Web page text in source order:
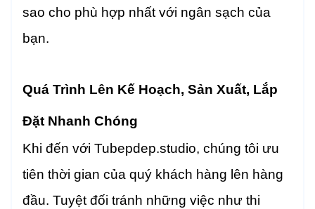
sao cho phù hợp nhất với ngân sạch của
bạn.
Quá Trình Lên Kế Hoạch, Sản Xuất, Lắp
Đặt Nhanh Chóng
Khi đến với Tubepdep.studio, chúng tôi ưu
tiên thời gian của quý khách hàng lên hàng
đầu. Tuyệt đối tránh những việc như thi